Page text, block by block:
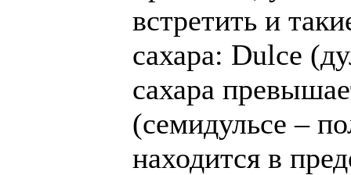
встретить и
сахара: Dulce
сахара
(семидульсе –
находится в